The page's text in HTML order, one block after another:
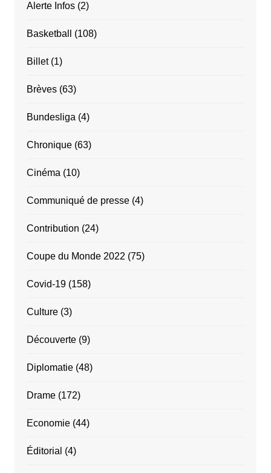
Alerte Infos(2)
Basketball (108)
Billet(1)
Brèves(63)
Bundesliga (4)
Chronique(63)
Cinéma (10)
Communiqué de presse(4)
Contribution (24)
Coupe du Monde 2022 (75)
Covid-19(158)
Culture(3)
Découverte(9)
Diplomatie(48)
Drame(172)
Economie(44)
Éditorial (4)